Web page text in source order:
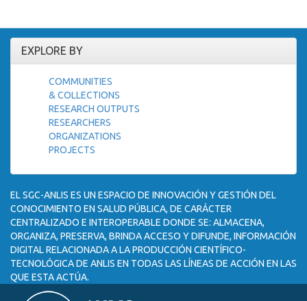
EXPLORE BY
COMMUNITIES
& COLLECTIONS
RESEARCH OUTPUTS
RESEARCHERS
ORGANIZATIONS
PROJECTS
EL SGC-ANLIS ES UN ESPACIO DE INNOVACIÓN Y GESTIÓN DEL
CONOCIMIENTO EN SALUD PÚBLICA, DE CARÁCTER
CENTRALIZADO E INTEROPERABLE DONDE SE: ALMACENA,
ORGANIZA, PRESERVA, BRINDA ACCESO Y DIFUNDE, INFORMACIÓN
DIGITAL RELACIONADA A LA PRODUCCIÓN CIENTÍFICO-
TECNOLÓGICA DE ANLIS EN TODAS LAS LÍNEAS DE ACCIÓN EN LAS
QUE ESTA ACTÚA.